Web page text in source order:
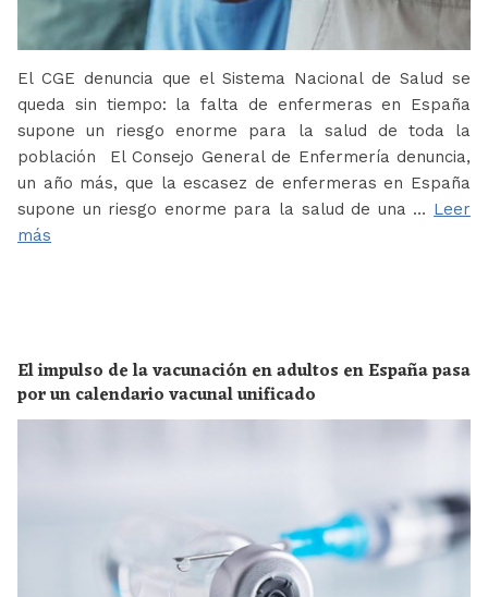
El CGE denuncia que el Sistema Nacional de Salud se
queda sin tiempo: la falta de enfermeras en España
supone un riesgo enorme para la salud de toda la
población El Consejo General de Enfermería denuncia,
un año más, que la escasez de enfermeras en España
supone un riesgo enorme para la salud de una … Leer
más
El impulso de la vacunación en adultos en España pasa
por un calendario vacunal unificado